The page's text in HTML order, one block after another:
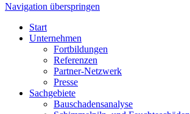
Navigation überspringen
Start
Unternehmen
Fortbildungen
Referenzen
Partner-Netzwerk
Presse
Sachgebiete
Bauschadensanalyse